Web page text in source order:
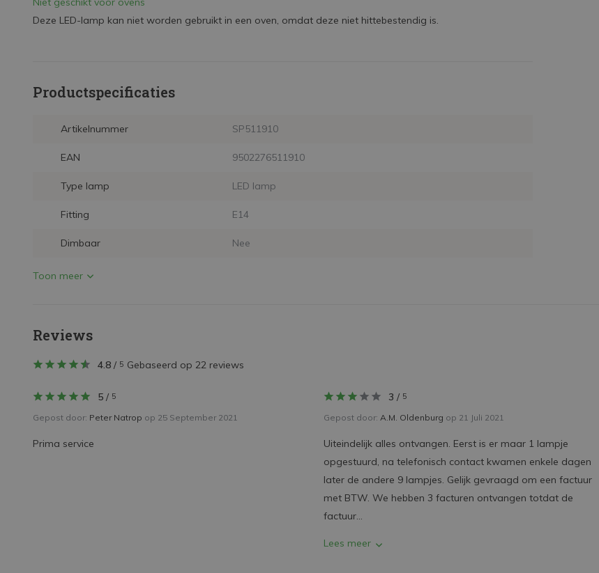
Deze LED-lamp kan niet worden gebruikt in een oven, omdat deze niet hittebestendig is.
Productspecificaties
Artikelnummer SP511910
EAN 9502276511910
Type lamp LED lamp
Fitting E14
Dimbaar Nee
Toon meer
Reviews
4.8 / 5 Gebaseerd op 22 reviews
5 / 5
Gepost door: Peter Natrop op 25 September 2021
Prima service
3 / 5
Gepost door: A.M. Oldenburg op 21 Juli 2021
Uiteindelijk alles ontvangen. Eerst is er maar 1 lampje
opgestuurd, na telefonisch contact kwamen enkele dagen
later de andere 9 lampjes. Gelijk gevraagd om een factuur
met BTW. We hebben 3 facturen ontvangen totdat de
factuur...
Lees meer